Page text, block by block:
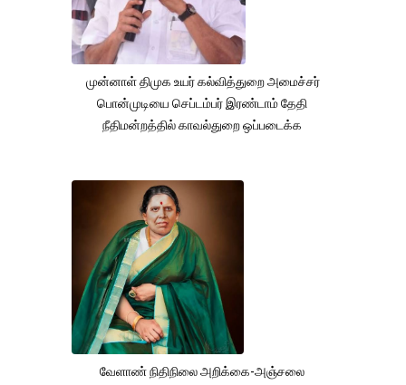
முன்னாள் திமுக உயர் கல்வித்துறை அமைச்சர்
பொன்முடியை செப்டம்பர் இரண்டாம் தேதி
நீதிமன்றத்தில் காவல்துறை ஒப்படைக்க
வேளாண் நிதிநிலை அறிக்கை-அஞ்சலை